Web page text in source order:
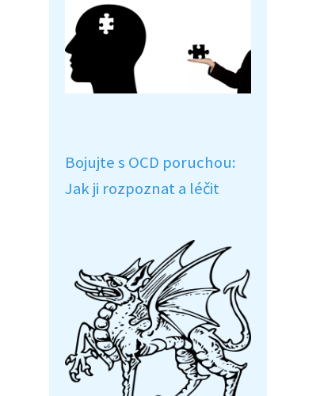
Bojujte s OCD poruchou:
Jak ji rozpoznat a léčit